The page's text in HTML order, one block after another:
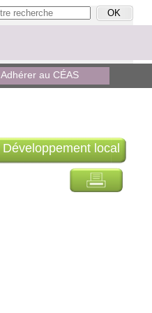
Adhérer au CÉAS
Développement local